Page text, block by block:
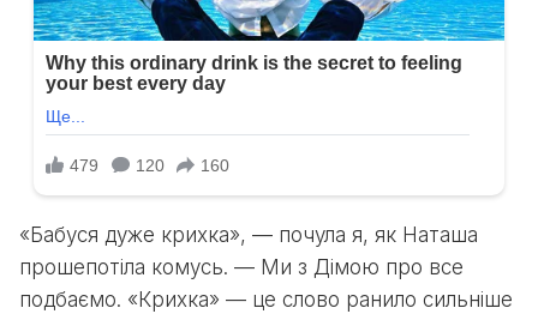
«Бабуся дуже крихка», — почула я, як Наташа
прошепотіла комусь. — Ми з Дімою про все
подбаємо. «Крихка» — це слово ранило сильніше